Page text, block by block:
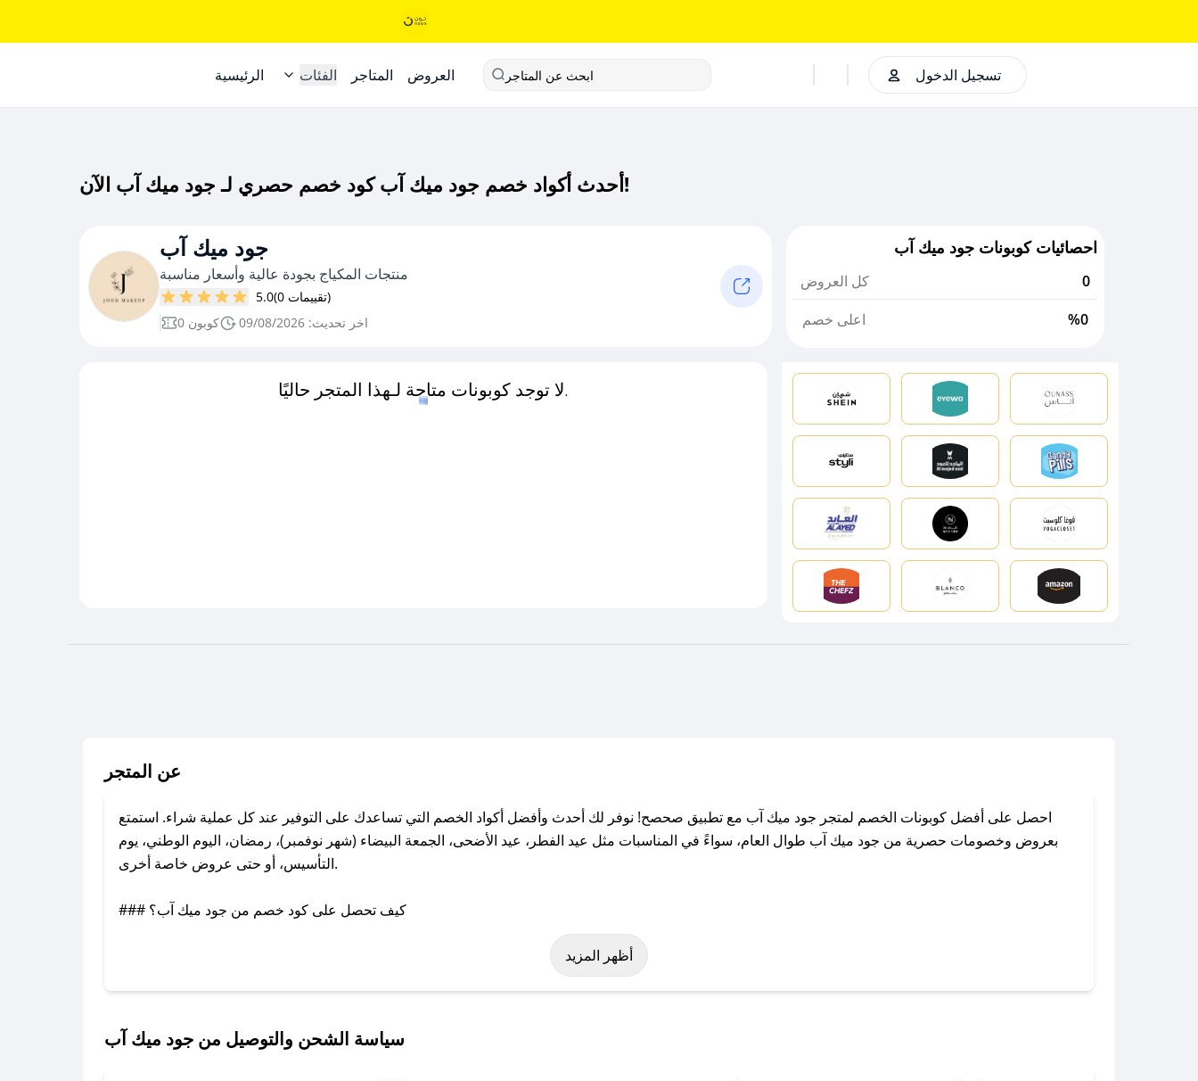
الرئيسية الفئات المتاجر العروض ابحث عن المتاجر تسجيل الدخول
أحدث أكواد خصم جود ميك آب كود خصم حصري لـ جود ميك آب الآن!
جود ميك آب
منتجات المكياج بجودة عالية وأسعار مناسبة
5.0
(0 تقييمات)
0 كوبون
اخر تحديث: 09/08/2026
احصائيات كوبونات جود ميك آب
كل العروض
0
اعلى خصم
%0
لا توجد كوبونات متاحة لـهذا المتجر حاليًا.
عن المتجر
احصل على أفضل كوبونات الخصم لمتجر جود ميك آب مع تطبيق صحصح! نوفر لك أحدث وأفضل أكواد الخصم التي تساعدك على التوفير عند كل عملية شراء. استمتع
بعروض وخصومات حصرية من جود ميك آب طوال العام، سواءً في المناسبات مثل عيد الفطر، عيد الأضحى، الجمعة البيضاء (شهر نوفمبر)، رمضان، اليوم الوطني، يوم
التأسيس، أو حتى عروض خاصة أخرى.
### كيف تحصل على كود خصم من جود ميك آب؟
باستخدام تطبيق صحصح، يمكنك العثور بسهولة على كود خصم جود ميك آب. وفي حال عدم توفر الكوبون، تواصل معنا عبر تويتر أو البريد الإلكتروني لإضافته بسرعة.
2. الصقه في خانة الدفع عند التسوق من جود ميك آب.
أظهر المزيد
سياسة الشحن والتوصيل من جود ميك آب